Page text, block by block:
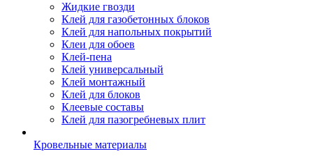
Жидкие гвозди
Клей для газобетонных блоков
Клей для напольных покрытий
Клеи для обоев
Клей-пена
Клей универсальный
Клей монтажный
Клей для блоков
Клеевые составы
Клей для пазогребневых плит
Кровельные материалы